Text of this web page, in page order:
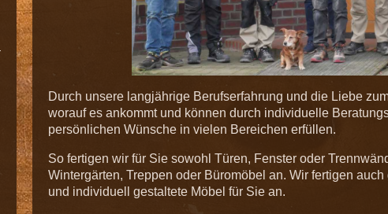
Durch unsere langjährige Berufserfahrung und die Liebe
worauf es ankommt und können durch individuelle
persönlichen Wünsche in vielen Bereichen erfüllen.
So fertigen wir für Sie sowohl Türen, Fenster oder
Wintergärten, Treppen oder Büromöbel an. Wir fertigen
und individuell gestaltete Möbel für Sie an.